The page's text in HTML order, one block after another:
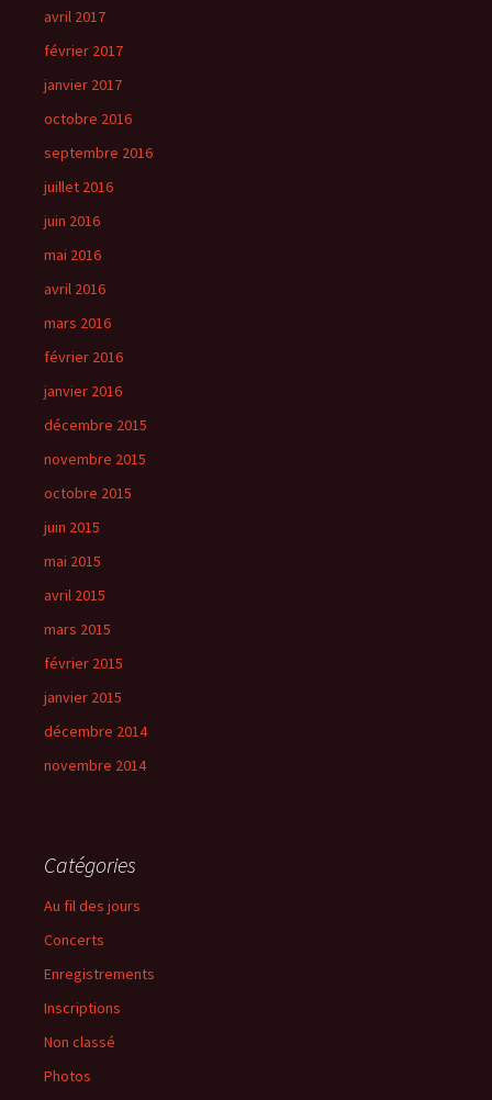
avril 2017
février 2017
janvier 2017
octobre 2016
septembre 2016
juillet 2016
juin 2016
mai 2016
avril 2016
mars 2016
février 2016
janvier 2016
décembre 2015
novembre 2015
octobre 2015
juin 2015
mai 2015
avril 2015
mars 2015
février 2015
janvier 2015
décembre 2014
novembre 2014
Catégories
Au fil des jours
Concerts
Enregistrements
Inscriptions
Non classé
Photos